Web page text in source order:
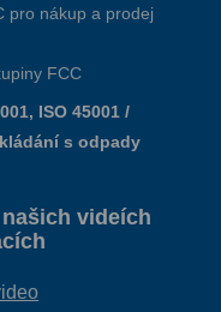
pro nákup a prodej
FCC
ISO 45001 /
s odpady
videích